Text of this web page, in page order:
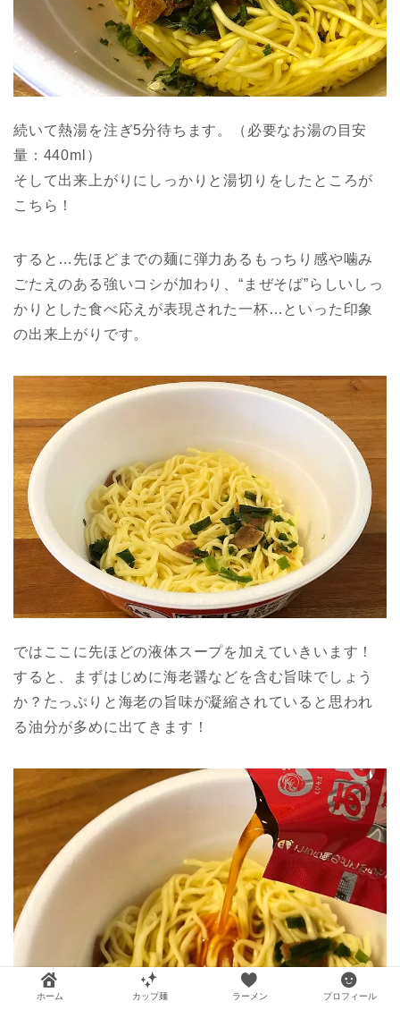
続いて熱湯を注ぎ5分待ちます。（必要なお湯の目安
量：440ml）
そして出来上がりにしっかりと湯切りをしたところが
こちら！
すると…先ほどまでの麺に弾力あるもっちり感や噛み
ごたえのある強いコシが加わり、“まぜそば”らしいしっ
かりとした食べ応えが表現された一杯…といった印象
の出来上がりです。
ではここに先ほどの液体スープを加えていきいます！
すると、まずはじめに海老醤などを含む旨味でしょう
か？たっぷりと海老の旨味が凝縮されていると思われ
る油分が多めに出てきます！
ホーム カップ麺 ラーメン プロフィール